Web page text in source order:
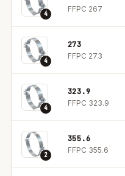
4
FFPC 267
4
273
FFPC 273
4
323.9
FFPC 323.9
2
355.6
FFPC 355.6